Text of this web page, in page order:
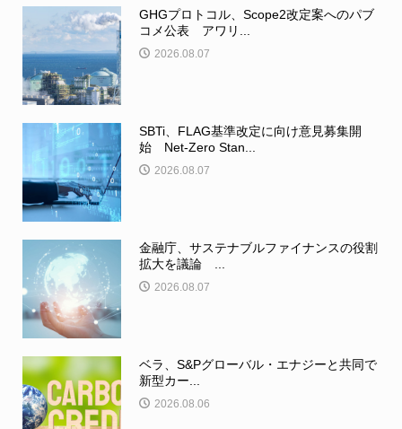
GHGプロトコル、Scope2改定案へのパブ
コメ公表 アワリ...
2026.08.07
SBTi、FLAG基準改定に向け意見募集開
始 Net-Zero Stan...
2026.08.07
金融庁、サステナブルファイナンスの役割
拡大を議論 ...
2026.08.07
ベラ、S&Pグローバル・エナジーと共同で
新型カー...
2026.08.06